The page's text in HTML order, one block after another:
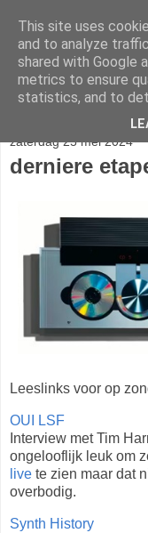
stereo
zaterdag 25 mei 2024
derniere
Leeslinks voor op
OUI LSF
Interview met Tim
ongelooflijk leuk om
live te zien maar dat
overbodig.
Synth History
This site uses
and to analyze
shared with Google
metrics to ensure
statistics, and to